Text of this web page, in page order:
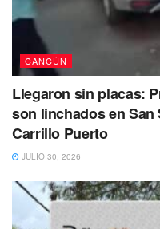
Crédito imágenes:
ejecutada
CANCÚN
Llegaron sin placas:
son linchados en San
Carrillo Puerto
JULIO 30, 2026